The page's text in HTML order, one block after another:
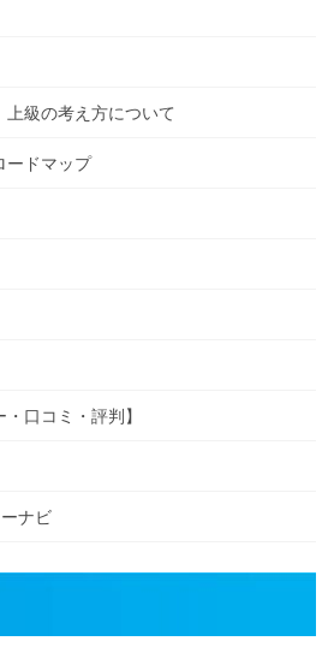
級の考え方について
ードマップ
口コミ・評判】
ナビ